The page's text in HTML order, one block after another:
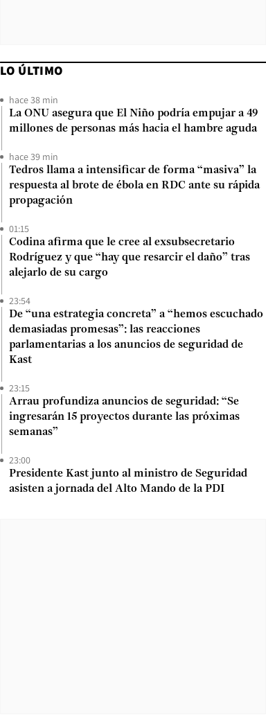
LO ÚLTIMO
hace 38 min
La ONU asegura que El Niño podría empujar a 49
millones de personas más hacia el hambre aguda
hace 39 min
Tedros llama a intensificar de forma “masiva” la
respuesta al brote de ébola en RDC ante su rápida
propagación
01:15
Codina afirma que le cree al exsubsecretario
Rodríguez y que “hay que resarcir el daño” tras
alejarlo de su cargo
23:54
De “una estrategia concreta” a “hemos escuchado
demasiadas promesas”: las reacciones
parlamentarias a los anuncios de seguridad de
Kast
23:15
Arrau profundiza anuncios de seguridad: “Se
ingresarán 15 proyectos durante las próximas
semanas”
23:00
Presidente Kast junto al ministro de Seguridad
asisten a jornada del Alto Mando de la PDI